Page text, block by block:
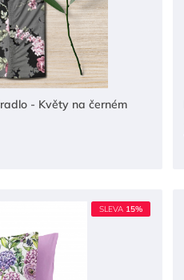
- Květy na černém
SLEVA 15%